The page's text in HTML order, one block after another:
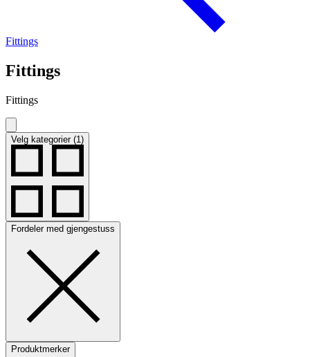
Fittings
Fittings
Fittings
Velg kategorier (1)
Fordeler med gjengestuss
Produktmerker